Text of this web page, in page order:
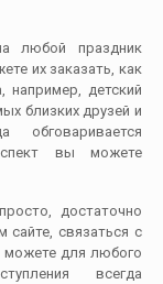
любой праздник
их заказать, как
детский
близких друзей и
вы можете
достаточно
сайте, связаться с
для любого
всегда